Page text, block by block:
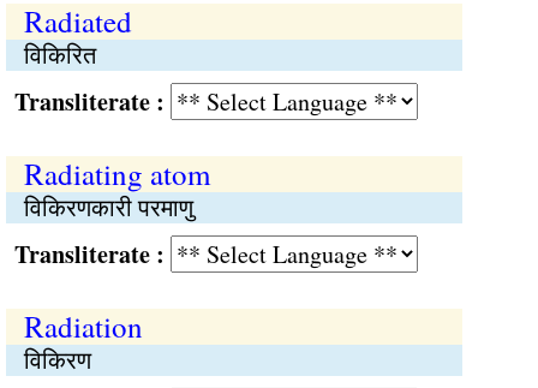
Radiated
विकिरित
:
Radiating atom
विकिरणकारी परमाणु
:
Radiation
विकिरण